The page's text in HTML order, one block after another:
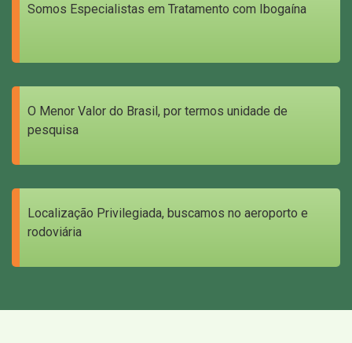
Somos Especialistas em Tratamento com Ibogaína
O Menor Valor do Brasil, por termos unidade de
pesquisa
Localização Privilegiada, buscamos no aeroporto e
rodoviária